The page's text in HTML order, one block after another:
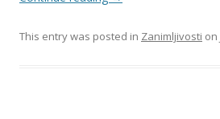
This entry was posted in Zanimljivosti on